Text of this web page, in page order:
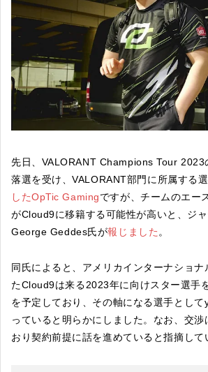
先日、VALORANT Champions Tour 2023
落選を受け、VALORANT部門に所属する
したOpTic Gamingですが、チームのエー
がCloud9に移籍する可能性が高いと、ジ
George Geddes氏が報じました 。
同氏によると、アメリカインターナショナ
たCloud9は来る2023年に向けスター選手
を予定しており、その軸になる選手とし
っていると明らかにしました。なお、交渉
おり契約前提に話を進めていると指摘して